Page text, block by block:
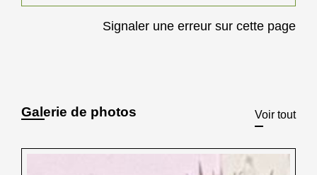
Signaler une erreur sur cette page
Galerie de photos Voir tout